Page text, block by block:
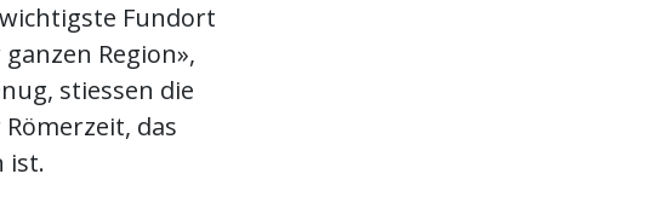
Fundort
Region»,
stiessen die
das
ist.